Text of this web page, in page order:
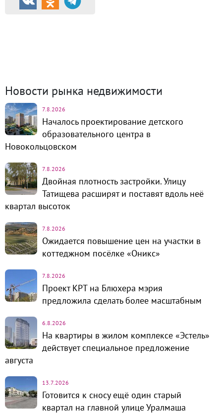
Новости рынка недвижимости
7.8.2026
Началось проектирование детского
образовательного центра в
Новокольцовском
7.8.2026
Двойная плотность застройки. Улицу
Татищева расширят и поставят вдоль неё
квартал высоток
7.8.2026
Ожидается повышение цен на участки в
коттеджном посёлке «Оникс»
7.8.2026
Проект КРТ на Блюхера мэрия
предложила сделать более масштабным
6.8.2026
На квартиры в жилом комплексе «Эстель»
действует специальное предложение
августа
13.7.2026
Готовится к сносу ещё один старый
квартал на главной улице Уралмаша